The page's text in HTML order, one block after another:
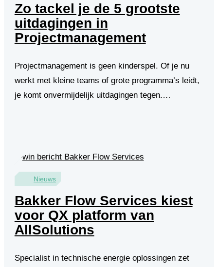
Zo tackel je de 5 grootste
uitdagingen in
Projectmanagement
Projectmanagement is geen kinderspel. Of je nu
werkt met kleine teams of grote programma’s leidt,
je komt onvermijdelijk uitdagingen tegen.…
Nieuws
Bakker Flow Services kiest
voor QX platform van
AllSolutions
Specialist in technische energie oplossingen zet